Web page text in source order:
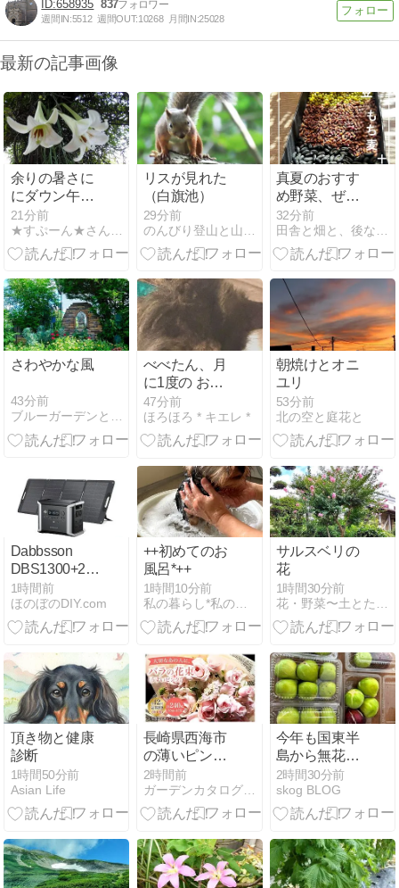
658935 837
週間IN:5512 週間OUT:10268 月間IN:25028
最新の記事画像
余りの暑さに
にダウン午後
からはゴロゴ
ロ ニャンズも
ゴロゴロ
21分前
リスが見れた
（白旗池）
29分前
真夏のおすす
め野菜、ぜん
ざいの材料
32分前
さわやかな風
43分前
べべたん、月
に1度の お薬
投与
47分前
ほろほろ * キエレ *
朝焼けとオニ
ユリ
53分前
北の空と庭花と
Dabbsson
DBS1300+210W
大容量ポータ
ブル電源セッ
ト
1時間前
ほのぼのDIY.com
++初めてのお
風呂*++
1時間10分前
私の暮らし*私のおうち*2
サルスベリの
花
1時間30分前
頂き物と健康
診断
1時間50分前
Asian Life
長崎県西海市
の薄いピンク
バラ12回定期
便
2時間前
ガーデンカタログ.com
今年も国東半
島から無花果
が届いた
2時間30分前
skog BLOG